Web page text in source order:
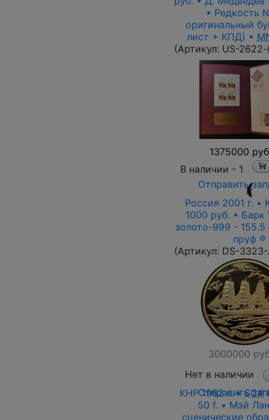
• Редкость
оригинальный
лист + КПД) •
(Артикул: US-
1375000
В наличии - 1
Отправить
R
Россия 2001 г. •
1000 руб. • Барк
золото-999 - 155.5
пруф ®
(Артикул: DS-
3000000
Нет в наличии
Отправить
КНР 1962 г. •SC#
50 f. • Мэй
сценические